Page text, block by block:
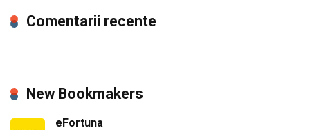
Comentarii recente
New Bookmakers
eFortuna